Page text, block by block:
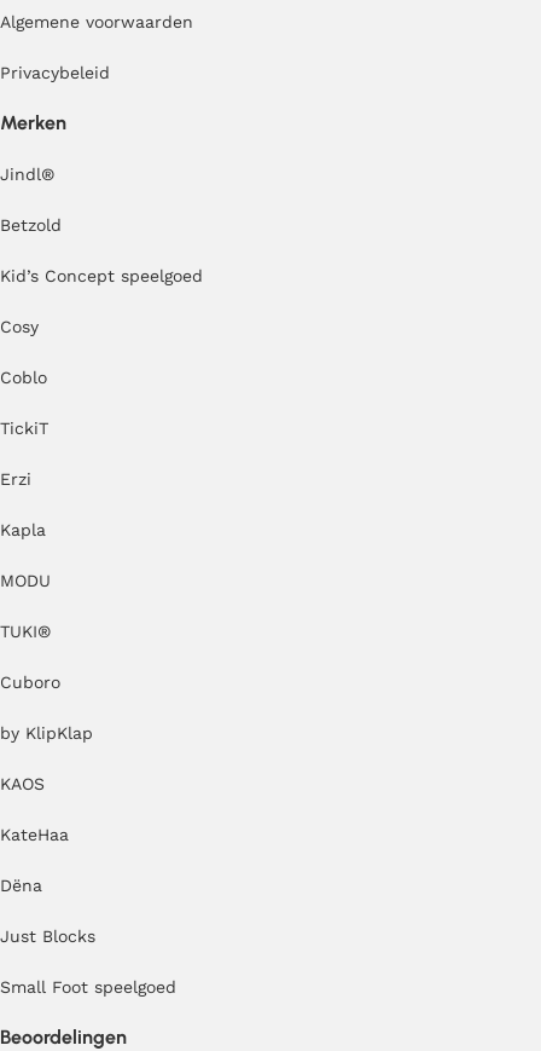
Algemene voorwaarden
Privacybeleid
Merken
Jindl®
Betzold
Kid’s Concept speelgoed
Cosy
Coblo
TickiT
Erzi
Kapla
MODU
TUKI®
Cuboro
by KlipKlap
KAOS
KateHaa
Dëna
Just Blocks
Small Foot speelgoed
Beoordelingen